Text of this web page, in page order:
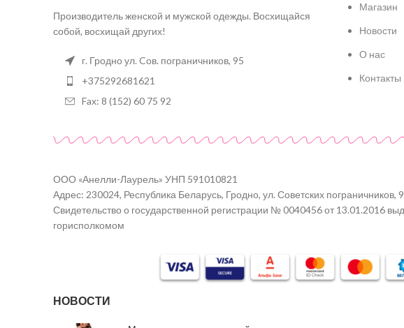
Производитель женской и мужской одежды. Восхищайся
собой, восхищай других!
г. Гродно ул. Cов. пограничников, 95
+375292681621
Fax: 8 (152) 60 75 92
Магазин
Новости
О нас
Контакты
ООО «Анелли-Лаурель» УНП 591010821
Адрес: 230024, Республика Беларусь, Гродно, ул. Советских пограничников,
Свидетельство о государственной регистрации № 0040456 от 13.01.2016
горисполкомом
НОВОСТИ